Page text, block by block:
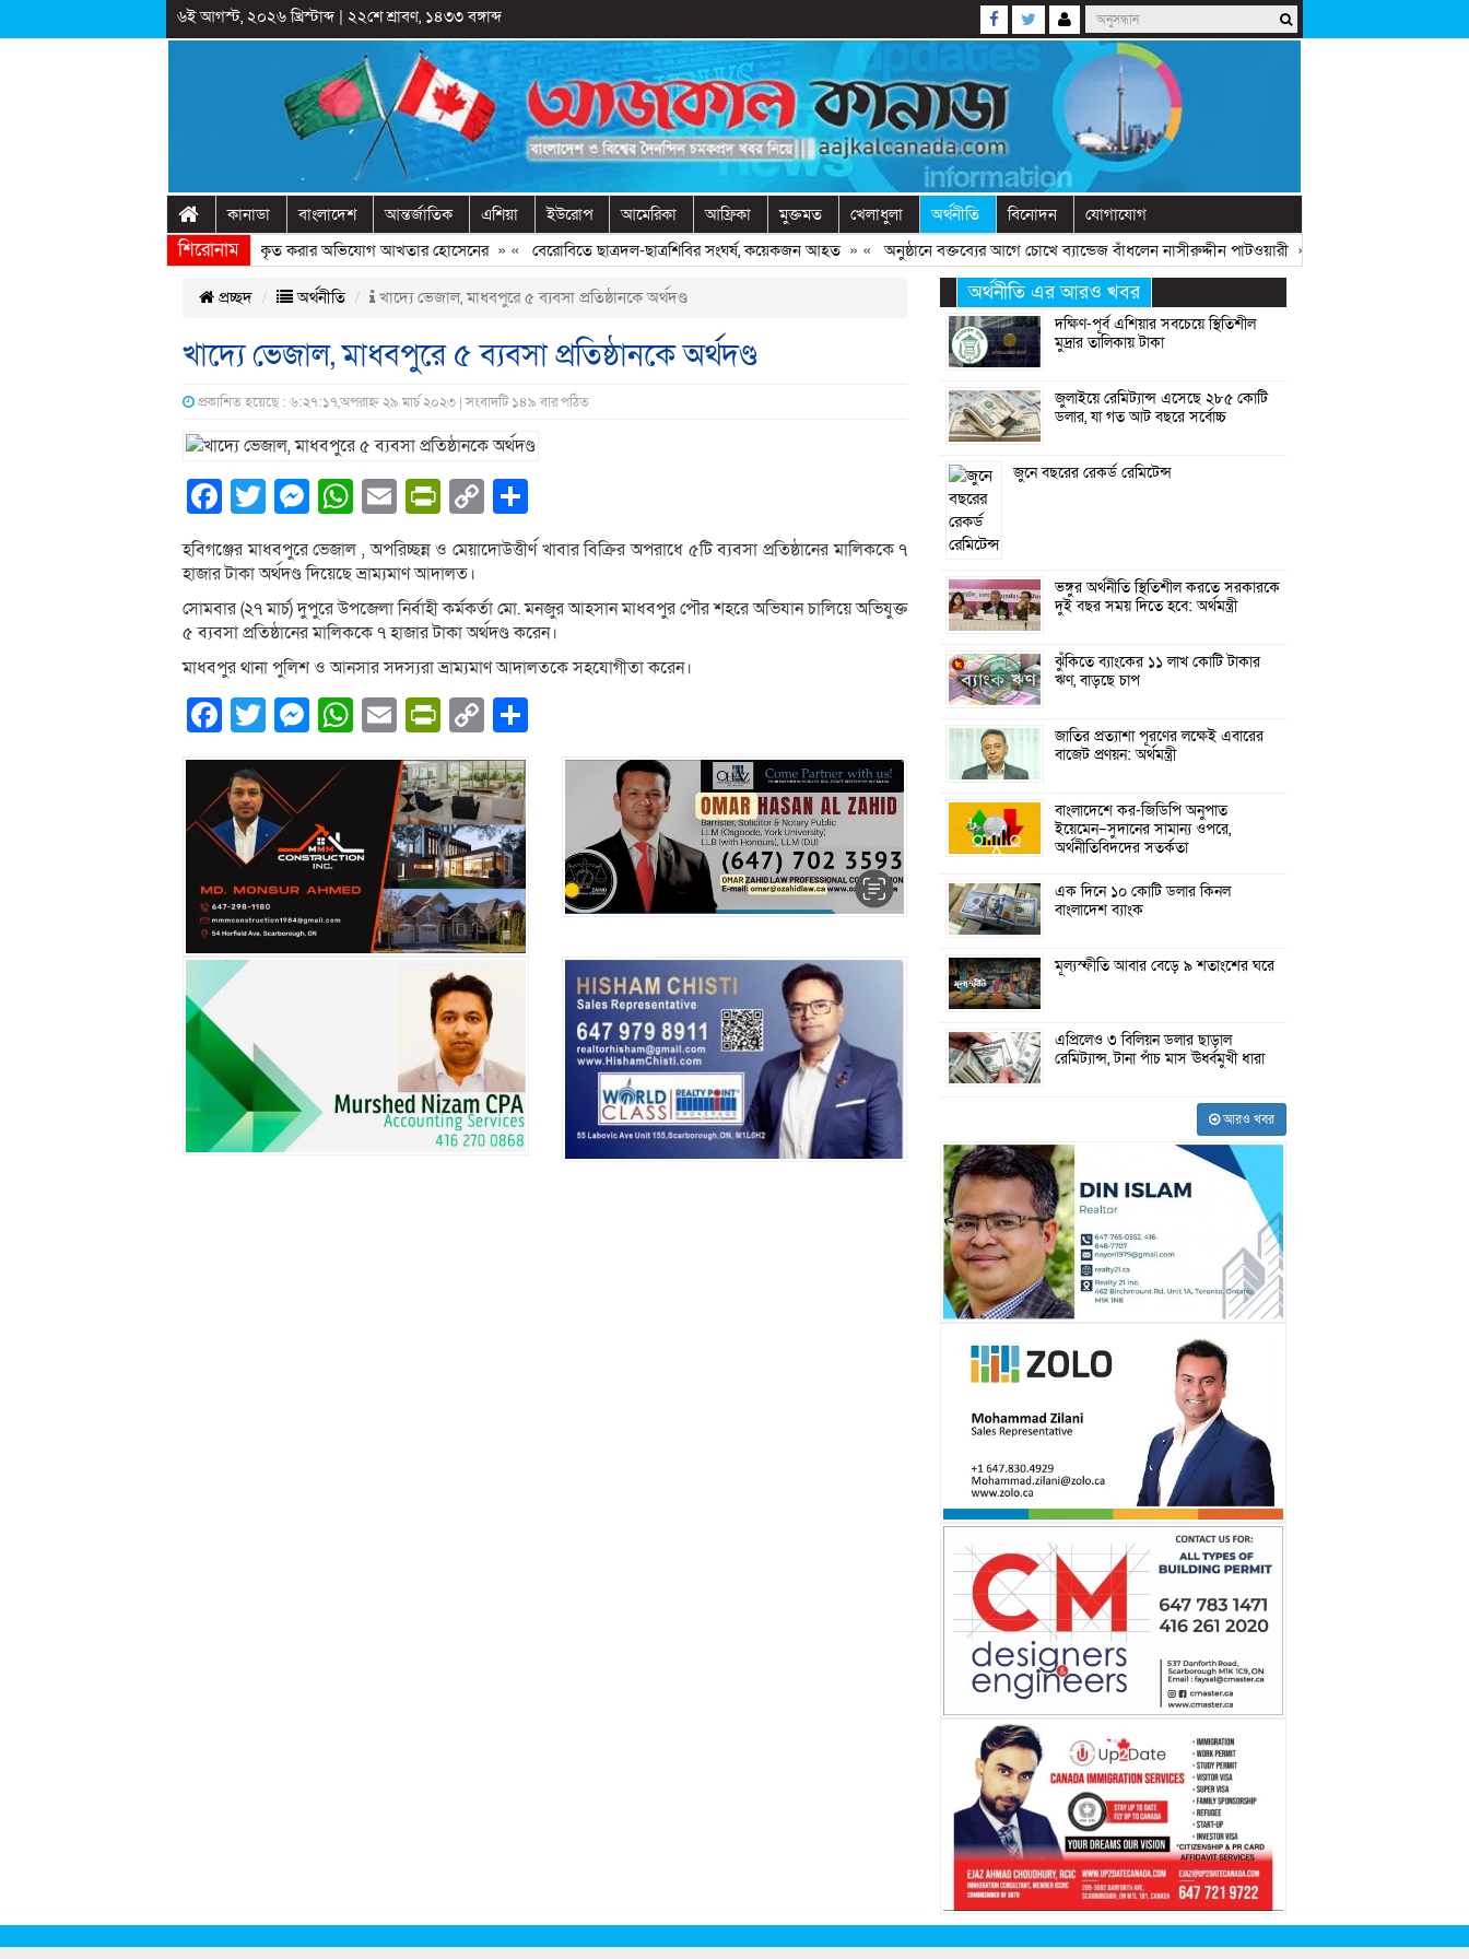
৬ই আগস্ট, ২০২৬ খ্রিস্টাব্দ| ২২শে শ্রাবণ, ১৪৩৩ বঙ্গাব্দ
কানাডা বাংলাদেশ আন্তর্জাতিক এশিয়া ইউরোপ আমেরিকা আফ্রিকা মুক্তমত খেলাধুলা অর্থনীতি বিনোদন যোগাযোগ
শিরোনাম
অনুষ্ঠানের প্রামাণ্যচিত্রে ইতিহাস বিকৃত করার অভিযোগ আখতার হোসেনের» «বেরোবিতে ছাত্রদল-ছাত্রশিবির সংঘর্ষ, কয়েকজন আহত» «অনুষ্ঠানে বক্তব্যের আগে চোখে ব্যান্ডেজ বাঁধলেন নাসীরুদ্দীন পাটওয়ারী» «
প্রচ্ছদ অর্থনীতি খাদ্যে ভেজাল, মাধবপুরে ৫ ব্যবসা প্রতিষ্ঠানকে অর্থদণ্ড
খাদ্যে ভেজাল, মাধবপুরে ৫ ব্যবসা প্রতিষ্ঠানকে অর্থদণ্ড
প্রকাশিত হয়েছে : ৬:২৭:১৭,অপরাহ্ন ২৯ মার্চ ২০২৩ | সংবাদটি ১৪৯ বার পঠিত
Facebook
Twitter
Messenger
WhatsApp
EmailPrintFriendly
Copy
Link
হবিগঞ্জের মাধবপুরে ভেজাল , অপরিচ্ছন্ন ও মেয়াদোউত্তীর্ণ খাবার বিক্রির অপরাধে ৫টি ব্যবসা প্রতিষ্ঠানের মালিককে ৭
হাজার টাকা অর্থদণ্ড দিয়েছে ভ্রাম্যমাণ আদালত।
সোমবার (২৭ মার্চ) দুপুরে উপজেলা নির্বাহী কর্মকর্তা মো. মনজুর আহসান মাধবপুর পৌর শহরে অভিযান চালিয়ে অভিযুক্ত
৫ ব্যবসা প্রতিষ্ঠানের মালিককে ৭ হাজার টাকা অর্থদণ্ড করেন।
মাধবপুর থানা পুলিশ ও আনসার সদস্যরা ভ্রাম্যমাণ আদালতকে সহযোগীতা করেন।
Facebook
Twitter
Messenger
WhatsApp
EmailPrintFriendly
Copy
Link
অর্থনীতি এর আরও খবর
দক্ষিণ-পূর্ব এশিয়ার সবচেয়ে স্থিতিশীল
মুদ্রার তালিকায় টাকা
জুলাইয়ে রেমিট্যান্স এসেছে ২৮৫ কোটি
ডলার, যা গত আট বছরে সর্বোচ্চ
জুনে বছরের রেকর্ড রেমিটেন্স
ভঙ্গুর অর্থনীতি স্থিতিশীল করতে সরকারকে
দুই বছর সময় দিতে হবে: অর্থমন্ত্রী
ঝুঁকিতে ব্যাংকের ১১ লাখ কোটি টাকার
ঋণ, বাড়ছে চাপ
জাতির প্রত্যাশা পূরণের লক্ষেই এবারের
বাজেট প্রণয়ন: অর্থমন্ত্রী
বাংলাদেশে কর-জিডিপি অনুপাত
ইয়েমেন–সুদানের সামান্য ওপরে,
অর্থনীতিবিদদের সতর্কতা
এক দিনে ১০ কোটি ডলার কিনল
বাংলাদেশ ব্যাংক
মূল্যস্ফীতি আবার বেড়ে ৯ শতাংশের ঘরে
এপ্রিলেও ৩ বিলিয়ন ডলার ছাড়াল
রেমিট্যান্স, টানা পাঁচ মাস ঊর্ধ্বমুখী ধারা
আরও খবর